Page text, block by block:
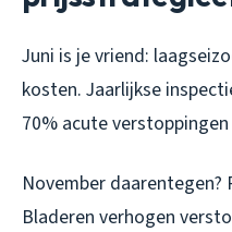
Juni is je vriend:
kosten. Jaarlijkse
70% acute
November daarentegen?
Bladeren verhogen